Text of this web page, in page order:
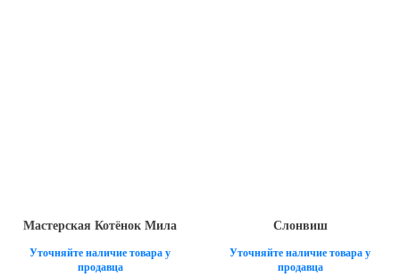
Мастерская Котёнок Мила
Уточняйте наличие товара у
продавца
Слонвиш
Уточняйте наличие товара у
продавца